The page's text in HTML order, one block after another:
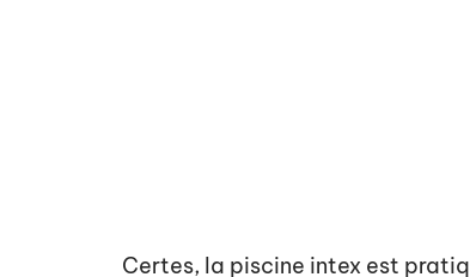
Certes, la piscine intex est